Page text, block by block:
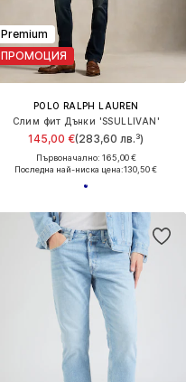
Premium
ПРОМОЦИЯ
POLO RALPH LAUREN
Слим фит Дънки 'SSULLIVAN'
145,00 €(283,60 лв.³)
Първоначално: 165,00 €
Последна най-ниска цена:130,50 €